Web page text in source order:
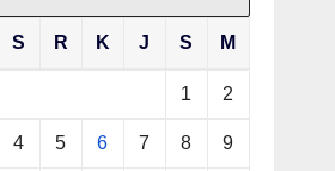
S R K J S M
1 2
4 5 6 7 8 9